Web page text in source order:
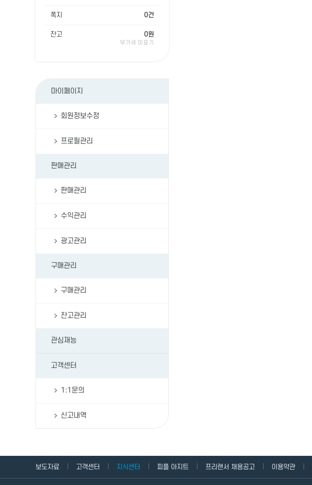
쪽지 0건
잔고 0원
부가세 미표기
마이페이지
회원정보수정
프로필관리
판매관리
판매관리
수익관리
광고관리
구매관리
구매관리
잔고관리
관심재능
고객센터
1:1문의
신고내역
보도자료 고객센터 지식센터 피플 아지트 프리랜서 채용공고 이용약관